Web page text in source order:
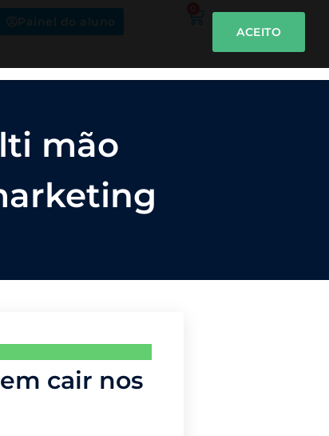
Painel do aluno
mão
cair nos
ACEITO